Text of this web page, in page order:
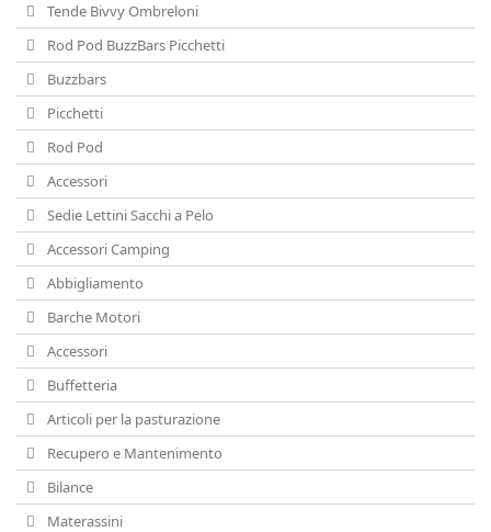
Tende Bivvy Ombreloni
Rod Pod BuzzBars Picchetti
Buzzbars
Picchetti
Rod Pod
Accessori
Sedie Lettini Sacchi a Pelo
Accessori Camping
Abbigliamento
Barche Motori
Accessori
Buffetteria
Articoli per la pasturazione
Recupero e Mantenimento
Bilance
Materassini